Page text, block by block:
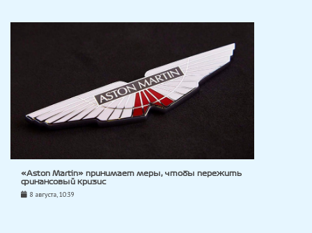
«Aston Martin» принимает меры, чтобы пережить
финансовый кризис
8 августа, 10:39